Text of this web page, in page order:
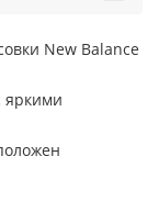
New Balance
яркими